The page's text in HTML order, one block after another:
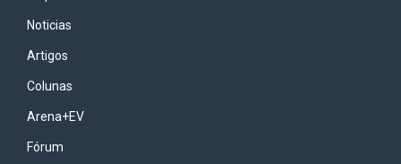
Noticias
Artigos
Colunas
Arena+EV
Fórum